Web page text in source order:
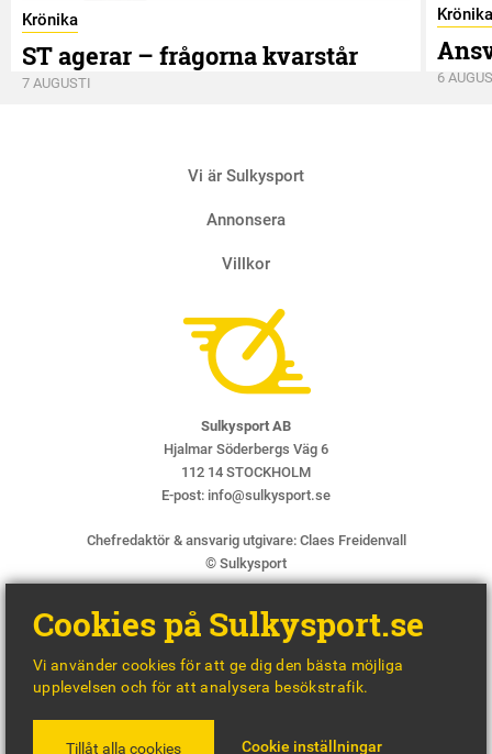
Krönika
ST agerar – frågorna kvarstår
7 AUGUSTI
Krönika
6
Vi är Sulkysport
Annonsera
Villkor
Sulkysport AB
Hjalmar Söderbergs Väg 6
112 14 STOCKHOLM
E-post: info@sulkysport.se
Chefredaktör & ansvarig utgivare: Claes Freidenvall
© Sulkysport
BY
Cookies på Sulkysport.se
Vi använder cookies för att ge dig den bästa möjliga
upplevelsen och för att analysera besökstrafik.
Tillåt alla cookies Cookie inställningar